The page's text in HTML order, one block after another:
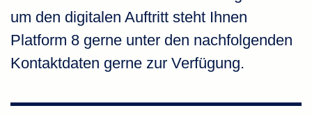
um den digitalen Auftritt steht Ihnen
Platform 8 gerne unter den nachfolgenden
Kontaktdaten gerne zur Verfügung.